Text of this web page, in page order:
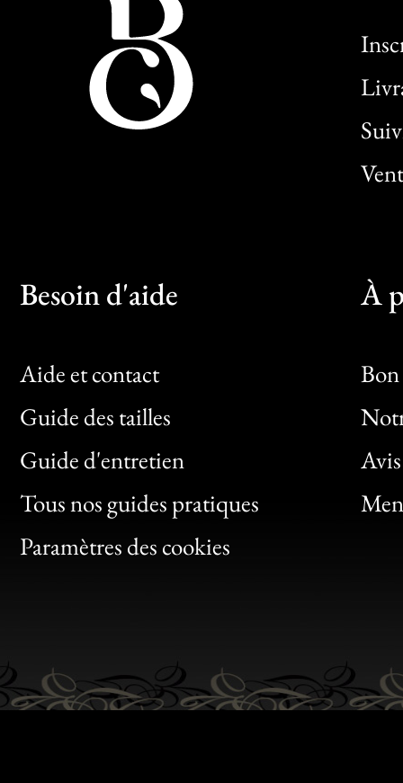
Besoin d'aide
Aide et contact
Guide des tailles
Guide d'entretien
Tous nos guides pratiques
Paramètres des cookies
À
Bon
Clic